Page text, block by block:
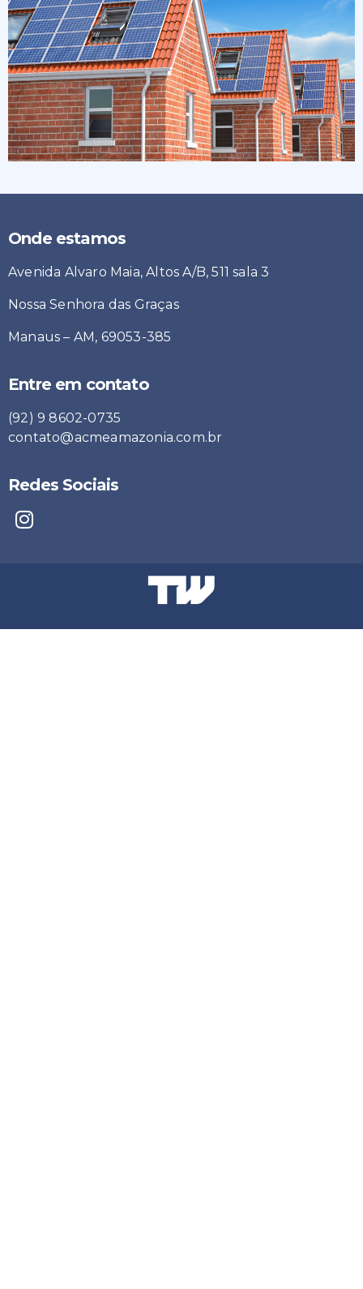
Onde estamos
Avenida Alvaro Maia, Altos A/B, 511 sala 3
Nossa Senhora das Graças
Manaus – AM, 69053-385
Entre em contato
(92) 9 8602-0735
contato@acmeamazonia.com.br
Redes Sociais